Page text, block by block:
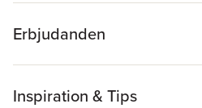
Erbjudanden
Inspiration & Tips